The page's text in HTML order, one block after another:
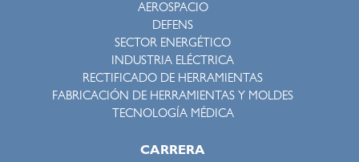
AEROSPACIO
DEFENS
SECTOR ENERGÉTICO
INDUSTRIA ELÉCTRICA
RECTIFICADO DE HERRAMIENTAS
FABRICACIÓN DE HERRAMIENTAS Y MOLDES
TECNOLOGÍA MÉDICA
CARRERA